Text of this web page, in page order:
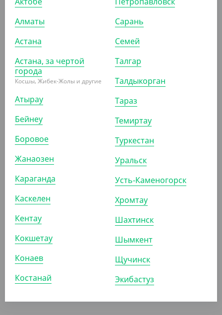
впитывают жир и влагу, благодаря этому считаются
необходимыми на любой кухне. Двухслойные полотенца
также можно использовать для ухода за бытовой техникой,
больших рулона.
ПОХОЖИЕ ТОВАРЫ
АРТ. 31023
-14%
999₸1 164
Полотенце для диспeнсеров Jumbo, d 17, 2 слоя
Алматы
Астана
Астана, за чертой
города
Косшы, Жибек-Жолы и другие
Атырау
Бейнеу
Боровое
Жанаозен
Караганда
Каскелен
Кентау
Кокшетау
Конаев
Костанай
Сарань
Семей
Талгар
Талдыкорган
Тараз
Темиртау
Туркестан
Уральск
Усть-Каменогорск
Хромтау
Шахтинск
Шымкент
Щучинск
Экибастуз